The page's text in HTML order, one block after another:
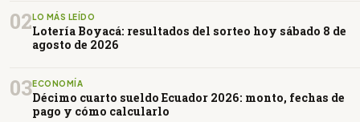
02LO MÁS LEÍDO
Lotería Boyacá: resultados del sorteo hoy sábado 8 de
agosto de 2026
03ECONOMÍA
Décimo cuarto sueldo Ecuador 2026: monto, fechas de
pago y cómo calcularlo